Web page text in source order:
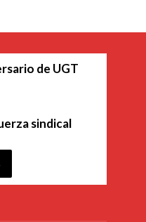
de UGT
sindical